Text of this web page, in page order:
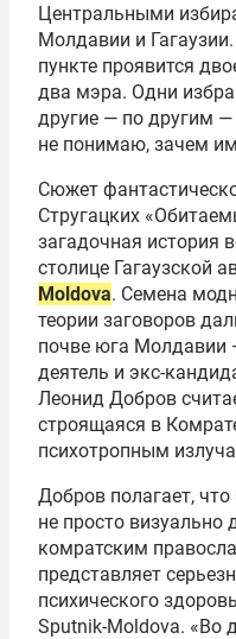
Центральными
Молдавии и
пункте проявится
два мэра. Одни
другие — по другим
не понимаю, зачем
Сюжет
Стругацких
загадочная история
столице Гагаузской
Moldova. Семена
теории заговоров
почве юга Молдавии
деятель и экс-
Леонид Добров
строящаяся в
психотропным
Добров полагает,
не просто визуально
комратским
представляет
психического
Sputnik-Moldova. «Во